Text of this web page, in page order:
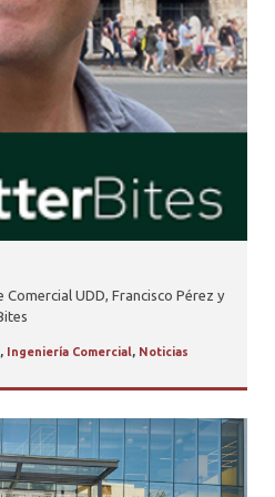
UDD, Francisco Pérez y
, Ingeniería Comercial, Noticias